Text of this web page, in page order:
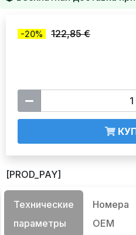
-20% 122,85 €
[PROD_PAY]
Технические
параметры
Номера
OEM